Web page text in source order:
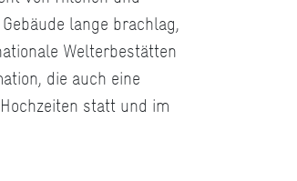
lange brachlag,
Welterbestätten
die auch eine
statt und im